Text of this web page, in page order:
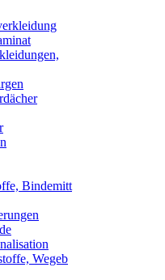
Bindemitt
Wegeb